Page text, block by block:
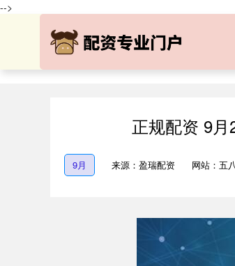
-->
正规配资 9
9月 来源：盈瑞配资 网站：五